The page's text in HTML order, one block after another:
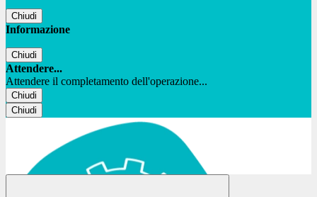
Chiudi
Informazione
Chiudi
Attendere...
Attendere il completamento dell'operazione...
Chiudi
Chiudi